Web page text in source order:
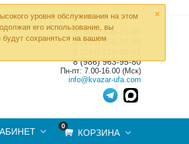
×
уровня обслуживания на этом
его использование, вы
сохраняться на вашем
8 (800) 700-19-50
8 (495) 255-77-08
8 (986) 963-95-80
Пн-пт: 7.00-16.00 (Мск)
info@kvazar-ufa.com
0
КОРЗИНА